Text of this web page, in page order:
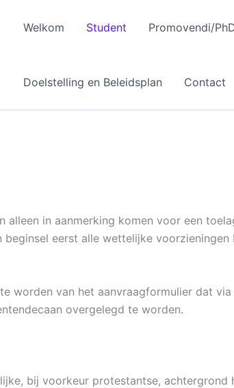
Welkom Student Promovendi/
Doelstelling en Beleidsplan Contact
in aanmerking komen voor een
eerst alle wettelijke
worden van het aanvraagformulier dat
overgelegd te worden.
bij voorkeur protestantse, achtergrond